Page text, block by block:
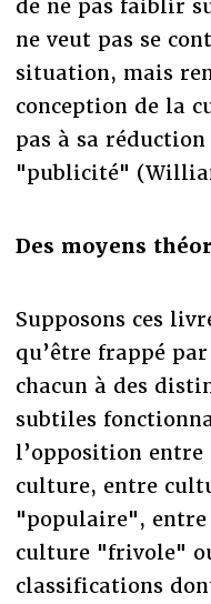
de ne pas faiblir
ne veut pas se
situation, mais
conception de la
pas à sa
"publicité"
Des moyens
Supposons ces
qu’être frappé
chacun à des
subtiles
l’opposition
culture, entre
"populaire",
culture "frivole"
classifications